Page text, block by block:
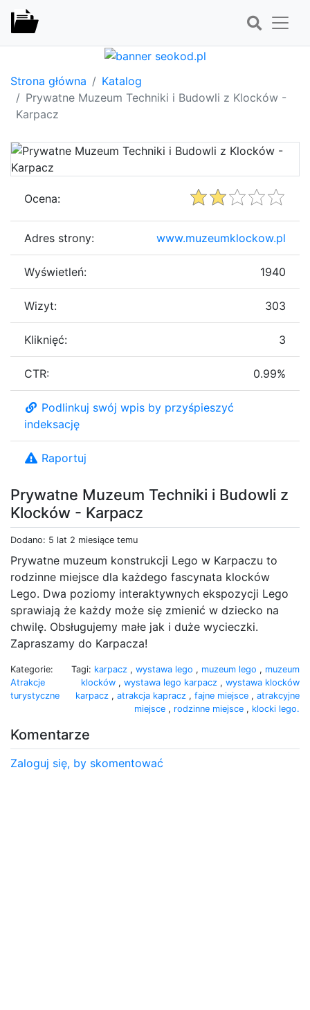
Strona główna
Katalog
Prywatne Muzeum Techniki i Budowli z Klocków -
Karpacz
Prywatne Muzeum Techniki i Budowli z
Klocków - Karpacz
Dodano: 5 lat 2 miesiące temu
Prywatne muzeum konstrukcji Lego w Karpaczu to
rodzinne miejsce dla każdego fascynata klocków
Lego. Dwa poziomy interaktywnych ekspozycji Lego
sprawiają że każdy może się zmienić w dziecko na
chwilę. Obsługujemy małe jak i duże wycieczki.
Zapraszamy do Karpacza!
Kategorie:
Atrakcje
turystyczne
Tagi: karpacz , wystawa lego , muzeum lego , muzeum
klocków , wystawa lego karpacz , wystawa klocków
karpacz , atrakcja kapracz , fajne miejsce , atrakcyjne
miejsce , rodzinne miejsce , klocki lego.
Komentarze
Zaloguj się, by skomentować
Ocena:
Adres strony: www.muzeumklockow.pl
Wyświetleń: 1940
Wizyt: 303
Kliknięć: 3
CTR: 0.99%
Podlinkuj swój wpis by przyśpieszyć
indeksację
Raportuj